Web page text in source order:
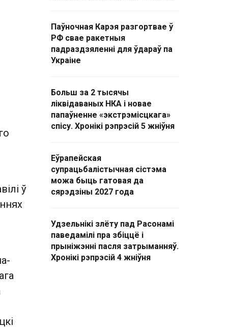
ў
Паўночная Карэя разгортвае ў
РФ свае ракетныя
падраздзяленні для ўдараў па
Украіне
Больш за 2 тысячы
ліквідаваных НКА і новае
папаўненне «экстрэмісцкага»
спісу. Хронікі рэпрэсій 5 жніўня
Еўрапейская
супрацьбалістычная сістэма
можа быць гатовая да
сярэдзіны 2027 года
Удзельнікі злёту пад Расонамі
паведамілі пра збіццё і
прыніжэнні пасля затрыманняў.
Хронікі рэпрэсій 4 жніўня